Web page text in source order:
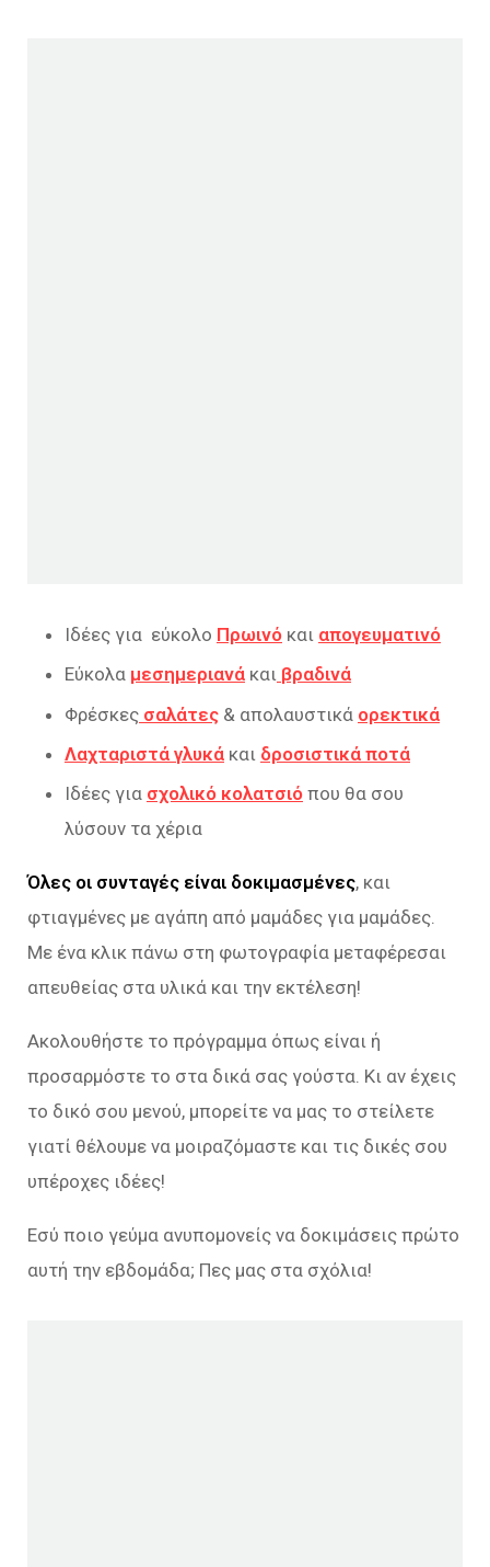
Ιδέες για εύκολο Πρωινό και απογευματινό
Εύκολα μεσημεριανά και βραδινά
Φρέσκες σαλάτες & απολαυστικά ορεκτικά
Λαχταριστά γλυκά και δροσιστικά ποτά
Ιδέες για σχολικό κολατσιό που θα σου
λύσουν τα χέρια
Όλες οι συνταγές είναι δοκιμασμένες, και
φτιαγμένες με αγάπη από μαμάδες για μαμάδες.
Με ένα κλικ πάνω στη φωτογραφία μεταφέρεσαι
απευθείας στα υλικά και την εκτέλεση!
Ακολουθήστε το πρόγραμμα όπως είναι ή
προσαρμόστε το στα δικά σας γούστα. Κι αν έχεις
το δικό σου μενού, μπορείτε να μας το στείλετε
γιατί θέλουμε να μοιραζόμαστε και τις δικές σου
υπέροχες ιδέες!
Εσύ ποιο γεύμα ανυπομονείς να δοκιμάσεις πρώτο
αυτή την εβδομάδα; Πες μας στα σχόλια!